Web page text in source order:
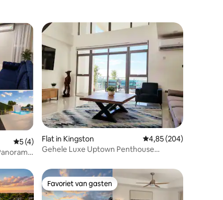
Gemiddelde beoordeling van 5 op 5, 4 recensies
5 (4)
Flat in Kingston Gemiddelde
4,85 (204)
Gehele Luxe Uptown Penthouse
Favoriet van gasten
Favoriet van gasten